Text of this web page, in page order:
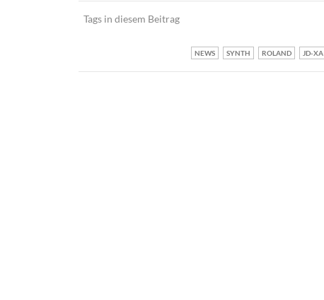
Tags in diesem Beitrag
NEWS SYNTH ROLAND JD-XA